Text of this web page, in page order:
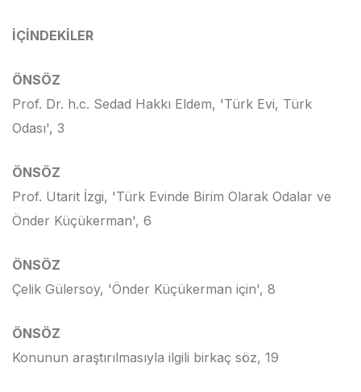
İÇİNDEKİLER
ÖNSÖZ
Prof. Dr. h.c. Sedad Hakkı Eldem, 'Türk Evi, Türk
Odası', 3
ÖNSÖZ
Prof. Utarit İzgi, 'Türk Evinde Birim Olarak Odalar ve
Önder Küçükerman', 6
ÖNSÖZ
Çelik Gülersoy, 'Önder Küçükerman için', 8
ÖNSÖZ
Konunun araştırılmasıyla ilgili birkaç söz, 19